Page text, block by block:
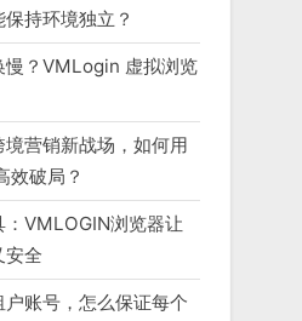
持环境独立？
慢？VMLogin 虚拟浏览
营销新战场，如何用
效破局？
：VMLOGIN浏览器让
安全
账号，怎么保证每个